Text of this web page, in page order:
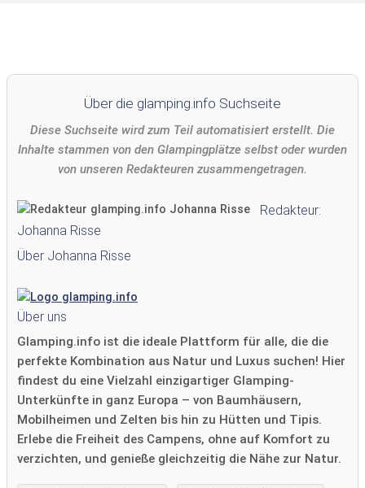
Über die glamping.info Suchseite
Diese Suchseite wird zum Teil automatisiert erstellt. Die
Inhalte stammen von den Glampingplätze selbst oder wurden
von unseren Redakteuren zusammengetragen.
Redakteur:
Johanna Risse
Über Johanna Risse
Über uns
Glamping.info ist die ideale Plattform für alle, die die
perfekte Kombination aus Natur und Luxus suchen! Hier
findest du eine Vielzahl einzigartiger Glamping-
Unterkünfte in ganz Europa – von Baumhäusern,
Mobilheimen und Zelten bis hin zu Hütten und Tipis.
Erlebe die Freiheit des Campens, ohne auf Komfort zu
verzichten, und genieße gleichzeitig die Nähe zur Natur.